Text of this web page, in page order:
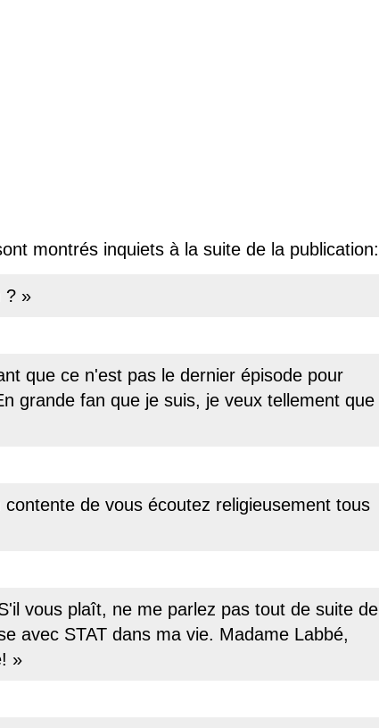
montrés inquiets à la suite de la publication:
? »
que ce n'est pas le dernier épisode pour
grande fan que je suis, je veux tellement que
de vous écoutez religieusement tous
vous plaît, ne me parlez pas tout de suite de
avec STAT dans ma vie. Madame Labbé,
»